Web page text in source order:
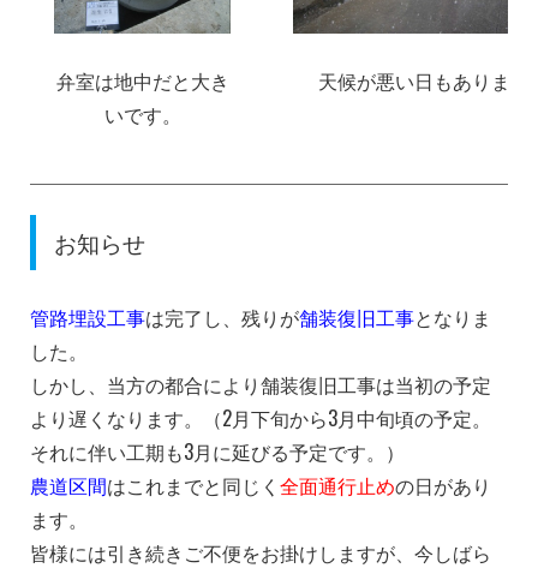
弁室は地中だと大き
いです。
天候が悪い日もありまし
お知らせ
管路埋設工事は完了し、残りが舗装復旧工事となりま
した。
しかし、当方の都合により舗装復旧工事は当初の予定
より遅くなります。（2月下旬から3月中旬頃の予定。
それに伴い工期も3月に延びる予定です。）
農道区間はこれまでと同じく 全面通行止めの日があり
ます。
皆様には引き続きご不便をお掛けしますが、今しばら